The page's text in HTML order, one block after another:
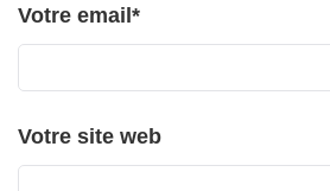
Votre email*
Votre site web